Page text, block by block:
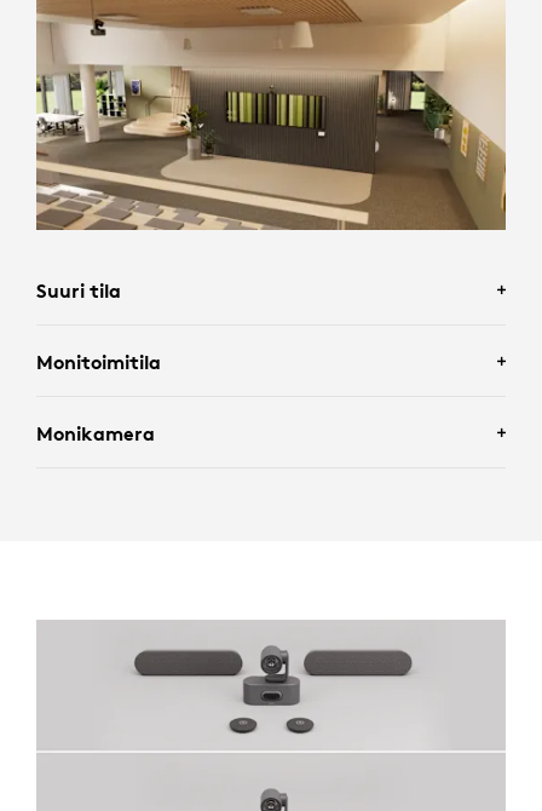
Suuri tila
Monitoimitila
Monikamera